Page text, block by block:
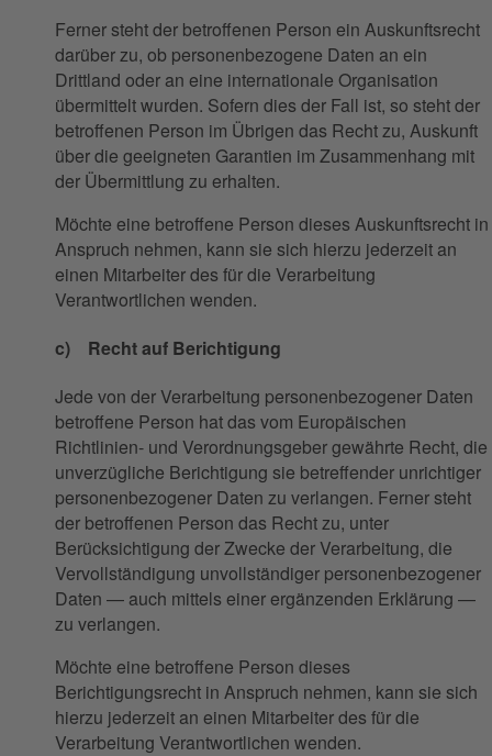
Ferner steht der betroffenen Person ein Auskunftsrecht
darüber zu, ob personenbezogene Daten an ein
Drittland oder an eine internationale Organisation
übermittelt wurden. Sofern dies der Fall ist, so steht der
betroffenen Person im Übrigen das Recht zu, Auskunft
über die geeigneten Garantien im Zusammenhang mit
der Übermittlung zu erhalten.
Möchte eine betroffene Person dieses Auskunftsrecht in
Anspruch nehmen, kann sie sich hierzu jederzeit an
einen Mitarbeiter des für die Verarbeitung
Verantwortlichen wenden.
c) Recht auf Berichtigung
Jede von der Verarbeitung personenbezogener Daten
betroffene Person hat das vom Europäischen
Richtlinien- und Verordnungsgeber gewährte Recht, die
unverzügliche Berichtigung sie betreffender unrichtiger
personenbezogener Daten zu verlangen. Ferner steht
der betroffenen Person das Recht zu, unter
Berücksichtigung der Zwecke der Verarbeitung, die
Vervollständigung unvollständiger personenbezogener
Daten — auch mittels einer ergänzenden Erklärung —
zu verlangen.
Möchte eine betroffene Person dieses
Berichtigungsrecht in Anspruch nehmen, kann sie sich
hierzu jederzeit an einen Mitarbeiter des für die
Verarbeitung Verantwortlichen wenden.